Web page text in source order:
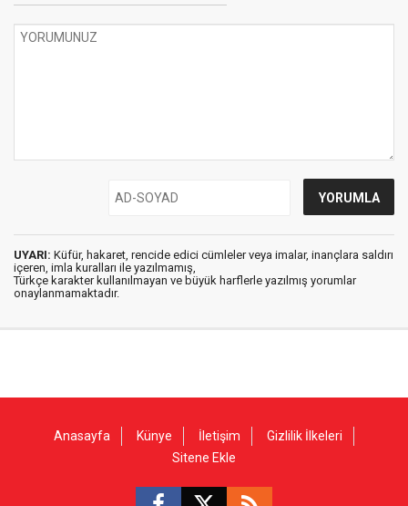
UYARI: Küfür, hakaret, rencide edici cümleler veya imalar, inançlara saldırı
içeren, imla kuralları ile yazılmamış,
Türkçe karakter kullanılmayan ve büyük harflerle yazılmış yorumlar
onaylanmamaktadır.
Anasayfa Künye İletişim
Gizlilik İlkeleri
Sitene Ekle